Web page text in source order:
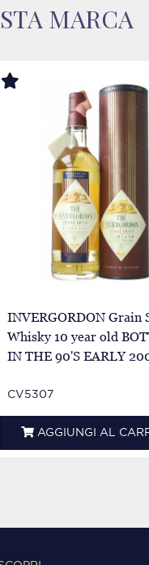
MARCA
INVERGORDON Grain
Whisky 10 year old
IN THE 90'S EARLY
CV5307
AGGIUNGI AL